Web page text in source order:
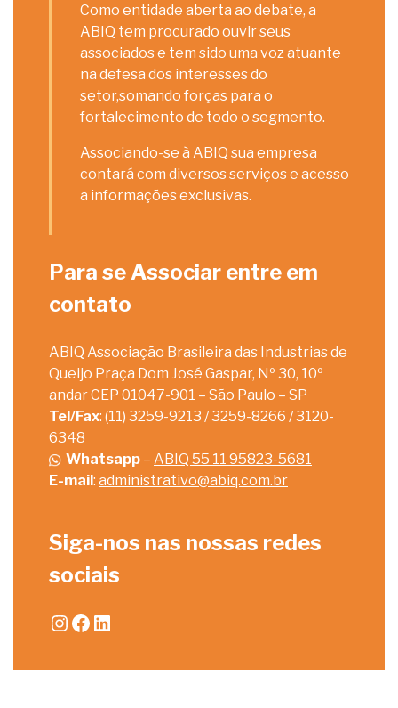
Como entidade aberta ao debate, a
ABIQ tem procurado ouvir seus
associados e tem sido uma voz atuante
na defesa dos interesses do
setor,somando forças para o
fortalecimento de todo o segmento.
Associando-se à ABIQ sua empresa
contará com diversos serviços e acesso
a informações exclusivas.
Para se Associar entre em
contato
ABIQ Associação Brasileira das Industrias de
Queijo Praça Dom José Gaspar, Nº 30, 10º
andar CEP 01047-901 – São Paulo – SP
Tel/Fax: (11) 3259-9213 / 3259-8266 / 3120-
6348
Whatsapp – ABIQ 55 11 95823-5681
E-mail: administrativo@abiq.com.br
Siga-nos nas nossas redes
sociais
Instagram
Facebook
LinkedIn